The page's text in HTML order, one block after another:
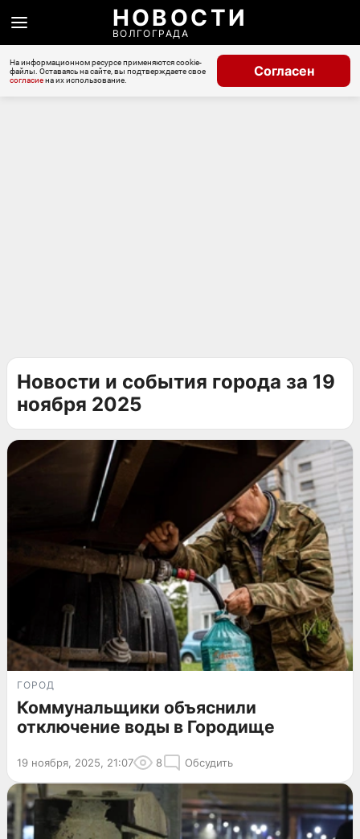
НОВОСТИ
ВОЛГОГРАДА
На информационном ресурсе применяются cookie-
файлы. Оставаясь на сайте, вы подтверждаете свое
согласиена их использование.
Согласен
Новости и события города за 19
ноября 2025
ГОРОД
Коммунальщики объяснили
отключение воды в Городище
19 ноября, 2025, 21:07 8 Обсудить